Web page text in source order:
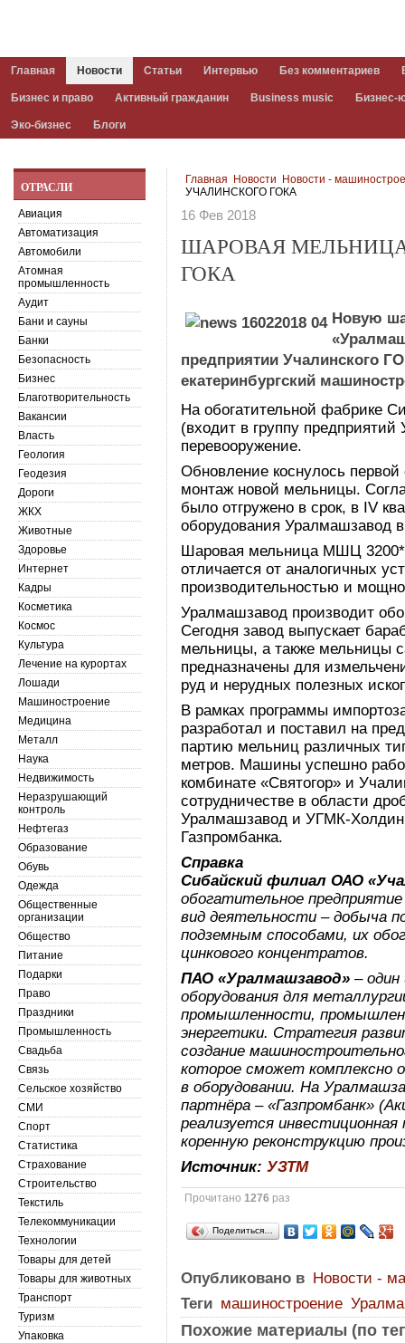
Главная Новости Статьи Интервью Без комментариев
Бизнес и право Активный гражданин Business music Бизнес-
Эко-бизнес Блоги
Главная Новости
Новости -
УЧАЛИНСКОГО ГОКА
16 Фев 2018
ШАРОВАЯ
ГОКА
Новую
предприятии Учалинского
екатеринбургский
На обогатительной фабрике
(входит в группу
перевооружение.
Обновление коснулось
монтаж новой мельницы.
было отгружено в срок, в IV
оборудования Уралмашзавод
Шаровая мельница МШЦ
отличается от аналогичных
производительностью и
Уралмашзавод производит
Сегодня завод выпускает
мельницы, а также мельницы
предназначены для
руд и нерудных полезных
В рамках программы
разработал и поставил на
партию мельниц различных
метров. Машины успешно
комбинате «Святогор» и
сотрудничестве в области
Уралмашзавод и УГМК-
Газпромбанка.
Справка
Сибайский филиал ОАО
обогатительное
вид деятельности – добыча
подземным способами, их
цинкового концентратов.
ПАО «Уралмашзавод» – один
оборудования для
промышленности,
энергетики. Стратегия
создание
которое сможет комплексно
в оборудовании. На
партнёра – «Газпромбанк»
реализуется
коренную реконструкцию
Источник:УЗТМ
Прочитано1276 раз
Поделиться…
Опубликовано в Новости -
Теги машиностроение
Похожие материалы (по
ОТРАСЛИ
Авиация
Автоматизация
Автомобили
Атомная
промышленность
Аудит
Бани и сауны
Банки
Безопасность
Бизнес
Благотворительность
Вакансии
Власть
Геология
Геодезия
Дороги
ЖКХ
Животные
Здоровье
Интернет
Кадры
Косметика
Космос
Культура
Лечение на курортах
Лошади
Машиностроение
Медицина
Металл
Наука
Недвижимость
Неразрушающий
контроль
Нефтегаз
Образование
Обувь
Одежда
Общественные
организации
Общество
Питание
Подарки
Право
Праздники
Промышленность
Свадьба
Связь
Сельское хозяйство
СМИ
Спорт
Статистика
Страхование
Строительство
Текстиль
Телекоммуникации
Технологии
Товары для детей
Товары для животных
Транспорт
Туризм
Упаковка